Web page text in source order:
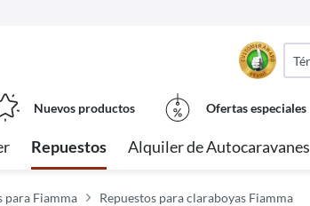
Nuevos productos Ofertas especiales
Repuestos Alquiler de Autocaravanes
para Fiamma Repuestos para claraboyas Fiamma